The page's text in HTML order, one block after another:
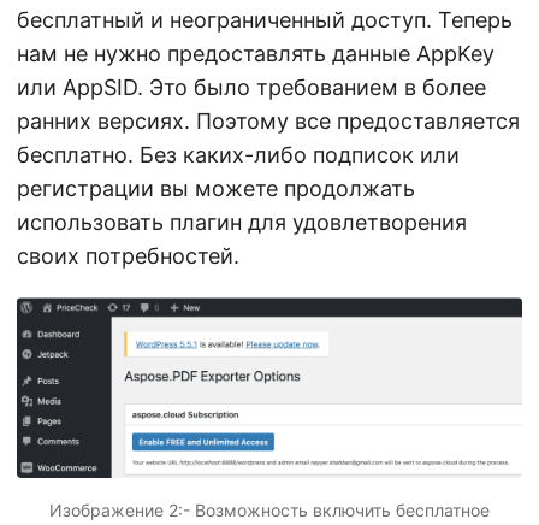
бесплатный и неограниченный доступ. Теперь
нам не нужно предоставлять данные AppKey
или AppSID. Это было требованием в более
ранних версиях. Поэтому все предоставляется
бесплатно. Без каких-либо подписок или
регистрации вы можете продолжать
использовать плагин для удовлетворения
своих потребностей.
Изображение 2:- Возможность включить бесплатное